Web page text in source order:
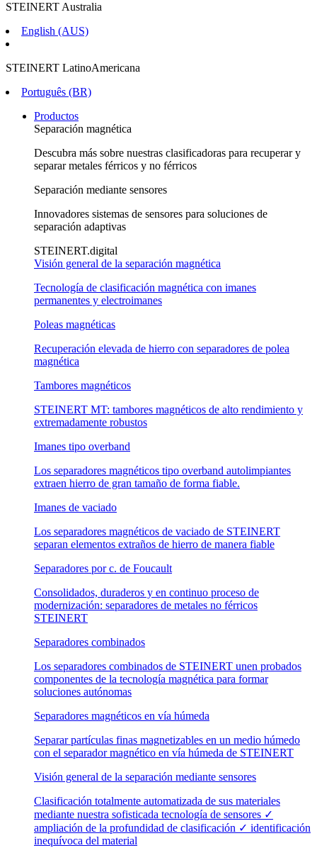
STEINERT Australia
English (AUS)
STEINERT LatinoAmericana
Português (BR)
Productos
Separación magnética
Descubra más sobre nuestras clasificadoras para recuperar y
separar metales férricos y no férricos
Separación mediante sensores
Innovadores sistemas de sensores para soluciones de
separación adaptivas
STEINERT.digital
Visión general de la separación magnética
Tecnología de clasificación magnética con imanes
permanentes y electroimanes
Poleas magnéticas
Recuperación elevada de hierro con separadores de polea
magnética
Tambores magnéticos
STEINERT MT: tambores magnéticos de alto rendimiento y
extremadamente robustos
Imanes tipo overband
Los separadores magnéticos tipo overband autolimpiantes
extraen hierro de gran tamaño de forma fiable.
Imanes de vaciado
Los separadores magnéticos de vaciado de STEINERT
separan elementos extraños de hierro de manera fiable
Separadores por c. de Foucault
Consolidados, duraderos y en continuo proceso de
modernización: separadores de metales no férricos
STEINERT
Separadores combinados
Los separadores combinados de STEINERT unen probados
componentes de la tecnología magnética para formar
soluciones autónomas
Separadores magnéticos en vía húmeda
Separar partículas finas magnetizables en un medio húmedo
con el separador magnético en vía húmeda de STEINERT
Visión general de la separación mediante sensores
Clasificación totalmente automatizada de sus materiales
mediante nuestra sofisticada tecnología de sensores ✓
ampliación de la profundidad de clasificación ✓ identificación
inequívoca del material